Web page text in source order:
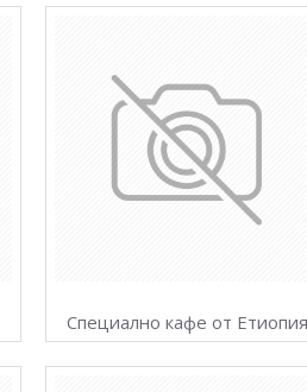
Специално кафе от Етиопия